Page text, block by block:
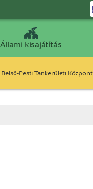
Állami kisajátítás
Belső-Pesti Tankerületi Központ